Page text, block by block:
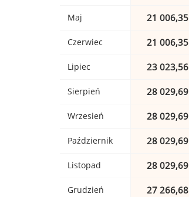
Maj 21 006,35
Czerwiec 21 006,35
Lipiec 23 023,56
Sierpień 28 029,69
Wrzesień 28 029,69
Październik 28 029,69
Listopad 28 029,69
Grudzień 27 266,68